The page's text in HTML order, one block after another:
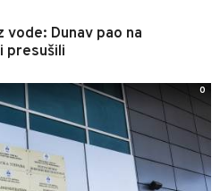
Dunav pao na
presušili
0